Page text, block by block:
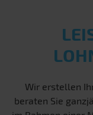
Wir erstellen
beraten Sie